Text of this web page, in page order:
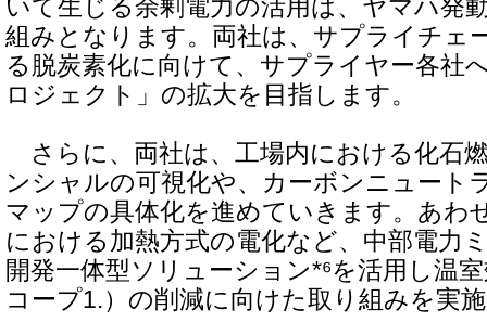
いて生じる余剰電力の活用は、ヤマハ発
組みとなります。両社は、サプライチェ
る脱炭素化に向けて、サプライヤー各社
ロジェクト」の拡大を目指します。
さらに、両社は、工場内における化石
ンシャルの可視化や、カーボンニュート
マップの具体化を進めていきます。あわ
における加熱方式の電化など、中部電力
開発一体型ソリューション*⁶を活用し温
コープ1.）の削減に向けた取り組みを実